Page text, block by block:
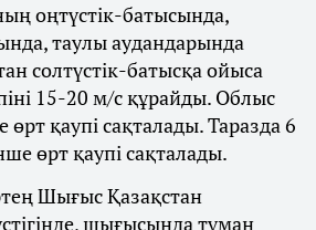
оңтүстік-батысында,
таулы аудандарында
солтүстік-батысқа ойыса
15-20 м/с құрайды. Облыс
қаупі сақталады. Таразда 6
өрт қаупі сақталады.
Шығыс Қазақстан
шығысында тұман